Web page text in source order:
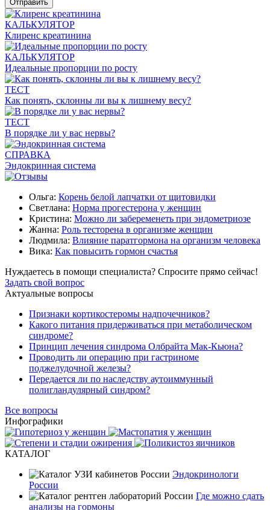
КАЛЬКУЛЯТОР
Клиренс креатинина
КАЛЬКУЛЯТОР
Идеальные пропорции по росту
ТЕСТ
Как понять, склонны ли вы к лишнему весу?
ТЕСТ
В порядке ли у вас нервы?
СПРАВКА
Эндокринная система
Ольга: Корень белой лапчатки от щитовидки
Светлана: Норма прогестерона у женщин
Кристина: Можно ли забеременеть при эндометриозе
Жанна: Роль тесторена в организме женщин
Людмила: Влияние паратгормона на организм человека
Вика: Как повысить гормон счастья
Нуждаетесь в помощи специалиста? Спросите прямо сейчас!
Задать свой вопрос
Актуальные вопросы
Признаки кортикостеромы надпочечников?
Какого питания придерживаться при метаболическом
синдроме?
Принцип лечения синдрома Олбрайта Мак-Кьюна?
Проводить ли операцию при гастриноме
поджелудочной железы?
Передается ли по наследству аутоиммунный
полигландулярный синдром?
Все вопросы
Инфографики
КАТАЛОГ
Эндокринологи
России
Где можно сдать
анализы на гормоны